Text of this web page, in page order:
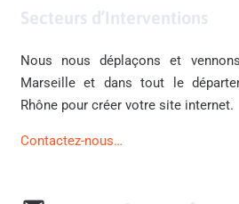
Secteurs d’Interventions
Nous nous déplaçons et
Marseille et dans tout le
Rhône pour créer votre site internet.
Contactez-nous…